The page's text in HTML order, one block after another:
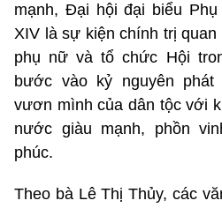
mạnh, Đại hội đại biểu
XIV là sự kiện chính trị
phụ nữ và tổ chức Hội
bước vào kỷ nguyên
vươn mình của dân tộc với
nước giàu mạnh, phồn
phúc.
Theo bà Lê Thị Thủy, các